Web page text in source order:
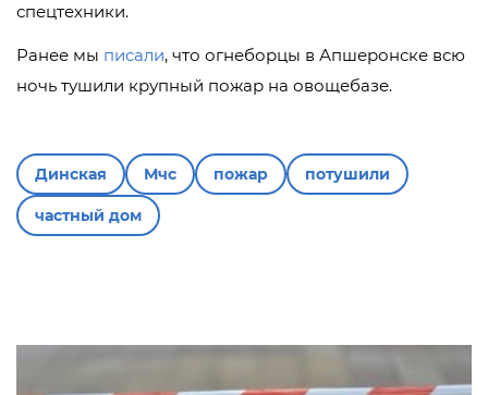
спецтехники.
Ранее мы писали, что огнеборцы в Апшеронске всю
ночь тушили крупный пожар на овощебазе.
Динская Мчс пожар потушили
частный дом